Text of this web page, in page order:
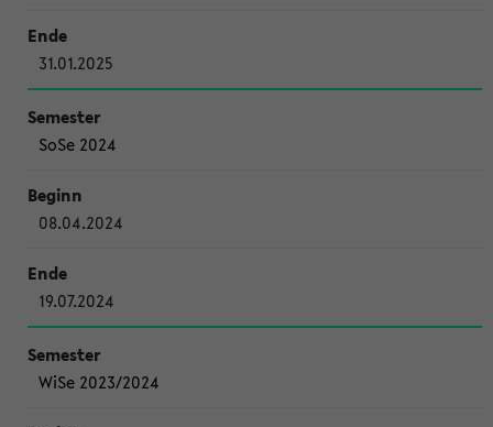
31.01.2025
SoSe 2024
08.04.2024
19.07.2024
WiSe 2023/2024